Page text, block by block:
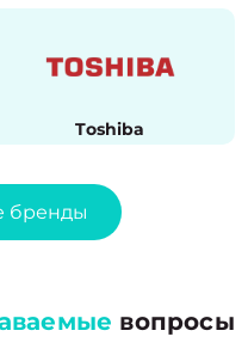
Toshiba
бренды
вопросы